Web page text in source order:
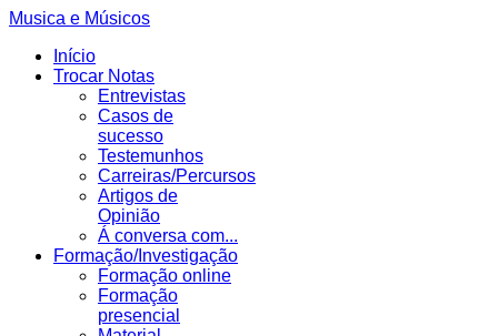
Musica e Músicos
Início
Trocar Notas
Entrevistas
Casos de
sucesso
Testemunhos
Carreiras/Percursos
Artigos de
Opinião
Á conversa com...
Formação/Investigação
Formação online
Formação
presencial